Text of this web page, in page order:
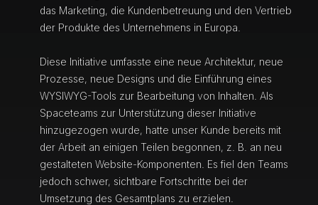
das Marketing, die Kundenbetreuung und den Vertrieb
der Produkte des Unternehmens in Europa.
Diese Initiative umfasste eine neue Architektur, neue
Prozesse, neue Designs und die Einführung eines
WYSIWYG-Tools zur Bearbeitung von Inhalten. Als
Spaceteams zur Unterstützung dieser Initiative
hinzugezogen wurde, hatte unser Kunde bereits mit
der Arbeit an einigen Teilen begonnen, z. B. an neu
gestalteten Website-Komponenten. Es fiel den Teams
jedoch schwer, sichtbare Fortschritte bei der
Umsetzung des Gesamtplans zu erzielen.